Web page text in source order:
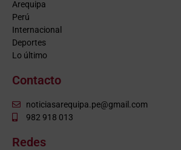
Arequipa
Perú
Internacional
Deportes
Lo último
Contacto
noticiasarequipa.pe@gmail.com
982 918 013
Redes